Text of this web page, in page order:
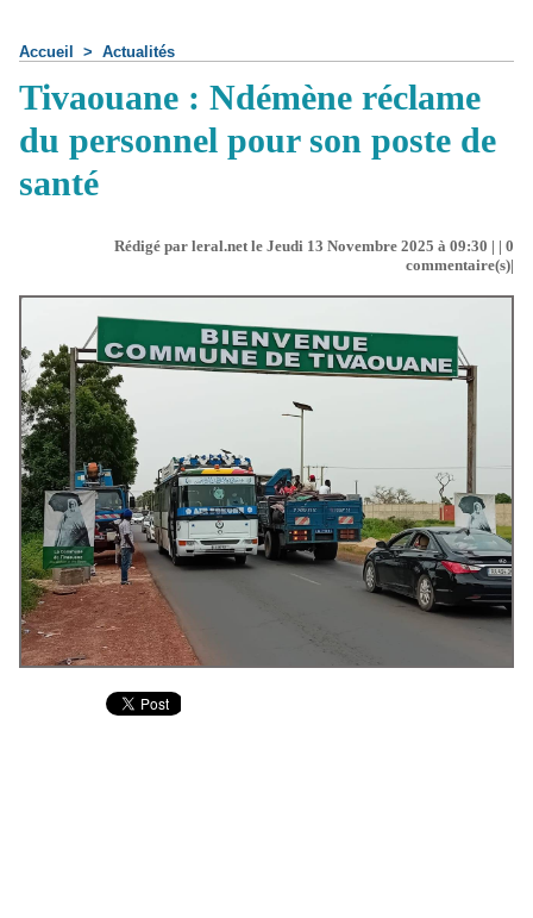
Accueil > Actualités
Tivaouane : Ndémène réclame
du personnel pour son poste de
santé
Rédigé par leral.net le Jeudi 13 Novembre 2025 à 09:30 | | 0
commentaire(s)|